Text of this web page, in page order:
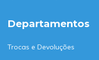
Departamentos
Trocas e Devoluções